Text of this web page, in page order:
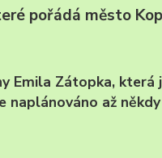
pořádá město
Emila Zátopka, která
naplánováno až